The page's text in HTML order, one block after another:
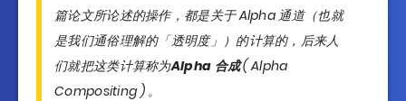
篇论文所论述的操作，都是关于 Alpha 通道（也就
是我们通俗理解的「透明度」）的计算的，后来人
们就把这类计算称为Alpha 合成( Alpha
Compositing ) 。